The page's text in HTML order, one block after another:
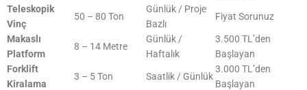
Teleskopik
Vinç
50 – 80 Ton
Günlük / Proje
Bazlı
Fiyat Sorunuz
Makaslı
Platform
8 – 14 Metre
Günlük /
Haftalık
3.500 TL’den
Başlayan
Forklift
Kiralama
3 – 5 Ton Saatlik / Günlük
3.000 TL’den
Başlayan